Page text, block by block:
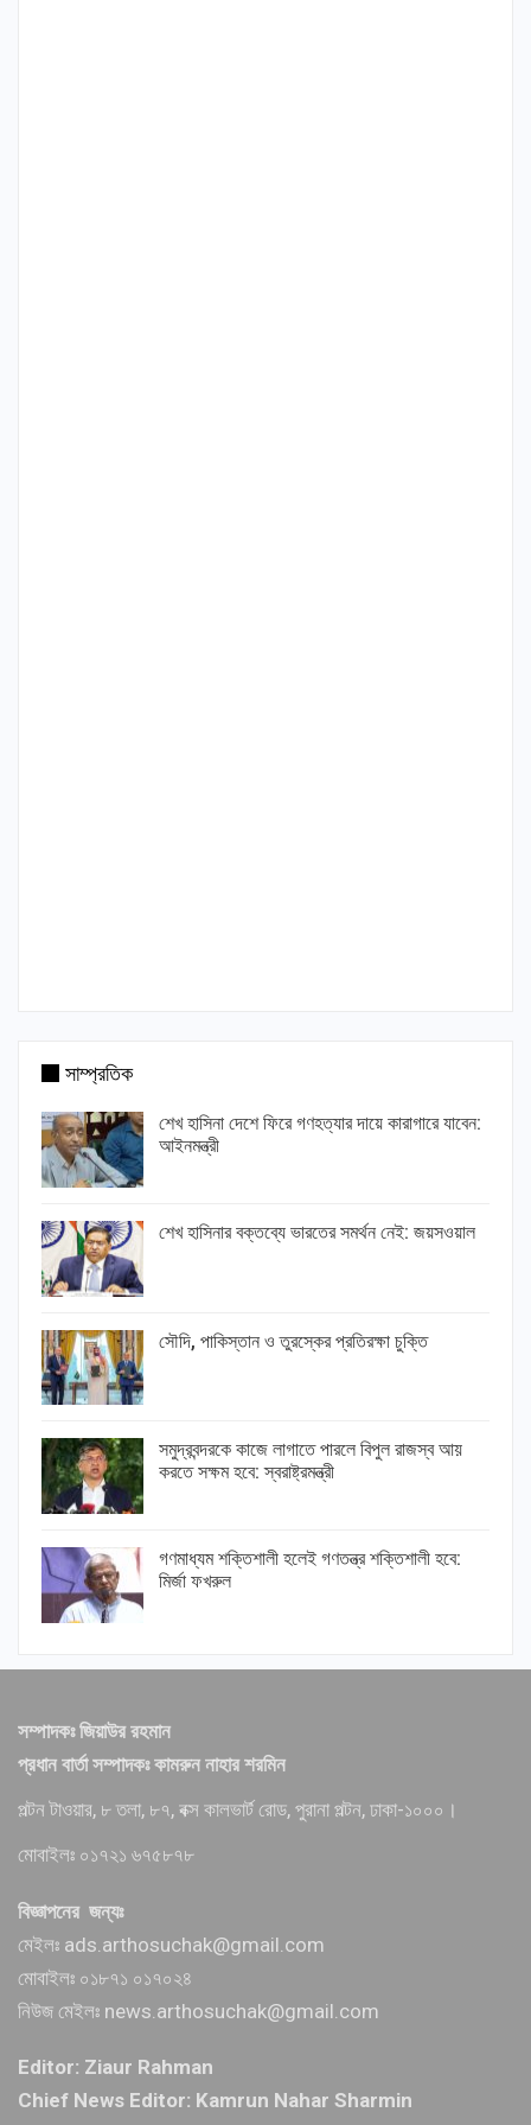
সাম্প্রতিক
শেখ হাসিনা দেশে ফিরে গণহত্যার দায়ে কারাগারে যাবেন:
আইনমন্ত্রী
শেখ হাসিনার বক্তব্যে ভারতের সমর্থন নেই: জয়সওয়াল
সৌদি, পাকিস্তান ও তুরস্কের প্রতিরক্ষা চুক্তি
সমুদ্রবন্দরকে কাজে লাগাতে পারলে বিপুল রাজস্ব আয়
করতে সক্ষম হবে: স্বরাষ্ট্রমন্ত্রী
গণমাধ্যম শক্তিশালী হলেই গণতন্ত্র শক্তিশালী হবে:
মির্জা ফখরুল
সম্পাদকঃ জিয়াউর রহমান
প্রধান বার্তা সম্পাদকঃ কামরুন নাহার শরমিন
পল্টন টাওয়ার, ৮ তলা, ৮৭, বক্স কালভার্ট রোড, পুরানা পল্টন, ঢাকা-১০০০।
মোবাইলঃ ০১৭২১ ৬৭৫৮৭৮
বিজ্ঞাপনের জন্যঃ
মেইলঃ ads.arthosuchak@gmail.com
মোবাইলঃ ০১৮৭১ ০১৭০২৪
নিউজ মেইলঃ news.arthosuchak@gmail.com
Editor: Ziaur Rahman
Chief News Editor: Kamrun Nahar Sharmin